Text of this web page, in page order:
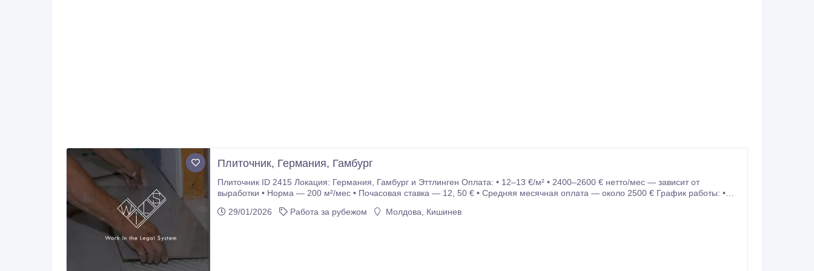
Плиточник, Германия, Гамбург
Плиточник ID 2415 Локация: Германия, Гамбург и Эттлинген Оплата: • 12–13 €/м² • 2400–2600 € нетто/мес — зависит от
выработки • Норма — 200 м²/мес • Почасовая ставка — 12, 50 € • Средняя месячная оплата — около 2500 € График работы: •
29/01/2026
Работа за рубежом Молдова, Кишинев